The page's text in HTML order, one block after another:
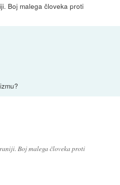
Boj malega človeka proti
Boj malega človeka proti